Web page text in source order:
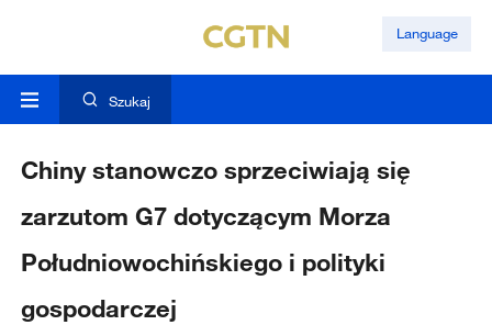
Language
Szukaj
Chiny stanowczo sprzeciwiają się
zarzutom G7 dotyczącym Morza
Południowochińskiego i polityki
gospodarczej